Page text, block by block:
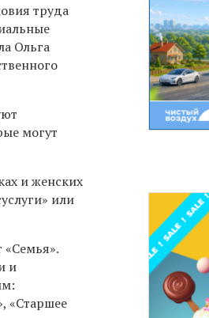
труда
Ольга
могут
и женских
или
«Семья».
и
«Старшее